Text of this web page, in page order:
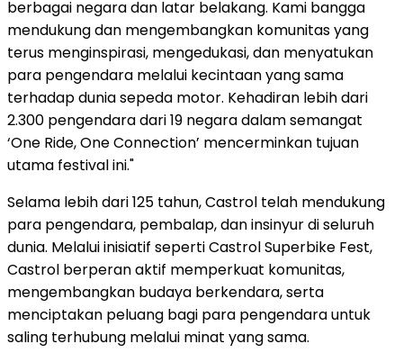
berbagai negara dan latar belakang. Kami bangga
mendukung dan mengembangkan komunitas yang
terus menginspirasi, mengedukasi, dan menyatukan
para pengendara melalui kecintaan yang sama
terhadap dunia sepeda motor. Kehadiran lebih dari
2.300 pengendara dari 19 negara dalam semangat
‘One Ride, One Connection’ mencerminkan tujuan
utama festival ini."
Selama lebih dari 125 tahun, Castrol telah mendukung
para pengendara, pembalap, dan insinyur di seluruh
dunia. Melalui inisiatif seperti Castrol Superbike Fest,
Castrol berperan aktif memperkuat komunitas,
mengembangkan budaya berkendara, serta
menciptakan peluang bagi para pengendara untuk
saling terhubung melalui minat yang sama.